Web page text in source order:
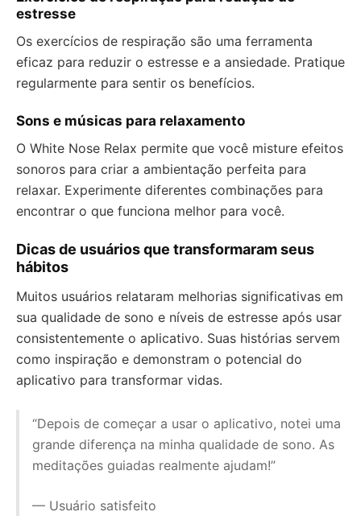
estresse
Os exercícios de respiração são uma ferramenta
eficaz para reduzir o estresse e a ansiedade. Pratique
regularmente para sentir os benefícios.
Sons e músicas para relaxamento
O White Nose Relax permite que você misture efeitos
sonoros para criar a ambientação perfeita para
relaxar. Experimente diferentes combinações para
encontrar o que funciona melhor para você.
Dicas de usuários que transformaram seus
hábitos
Muitos usuários relataram melhorias significativas em
sua qualidade de sono e níveis de estresse após usar
consistentemente o aplicativo. Suas histórias servem
como inspiração e demonstram o potencial do
aplicativo para transformar vidas.
“Depois de começar a usar o aplicativo, notei uma
grande diferença na minha qualidade de sono. As
meditações guiadas realmente ajudam!”
— Usuário satisfeito